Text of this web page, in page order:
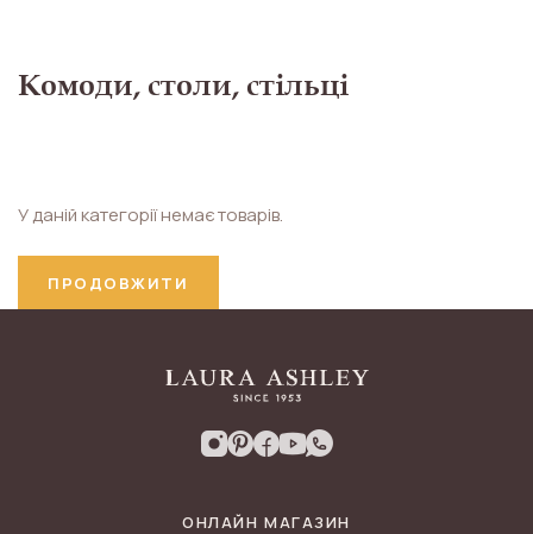
Комоди, столи, стільці
У даній категорії немає товарів.
ПРОДОВЖИТИ
ОНЛАЙН МАГАЗИН